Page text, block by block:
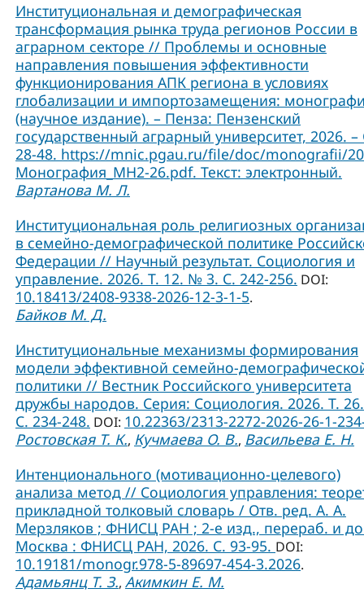
Институциональная и демографическая
трансформация рынка труда регионов России в
аграрном секторе // Проблемы и основные
направления повышения эффективности
функционирования АПК региона в условиях
глобализации и импортозамещения:
(научное издание). – Пенза: Пензенский
государственный аграрный университет, 2026. –
28-48. https://mnic.pgau.ru/file/doc/monografii/
Монография_МН2-26.pdf. Текст: электронный.
Вартанова М. Л.
Институциональная роль религиозных
в семейно-демографической политике
Федерации // Научный результат. Социология и
управление. 2026. Т. 12. № 3. С. 242-256. DOI:
10.18413/2408-9338-2026-12-3-1-5.
Байков М. Д.
Институциональные механизмы формирования
модели эффективной семейно-
политики // Вестник Российского университета
дружбы народов. Серия: Социология. 2026. Т.
C. 234-248. DOI: 10.22363/2313-2272-2026-26-1-
Ростовская Т. К., Кучмаева О. В., Васильева Е. Н.
Интенционального (мотивационно-целевого)
анализа метод // Социология управления:
прикладной толковый словарь / Отв. ред. А. А.
Мерзляков ; ФНИСЦ РАН ; 2-е изд., перераб. и
Москва : ФНИСЦ РАН, 2026. С. 93-95. DOI:
10.19181/monogr.978-5-89697-454-3.2026.
Адамьянц Т. З., Акимкин Е. М.